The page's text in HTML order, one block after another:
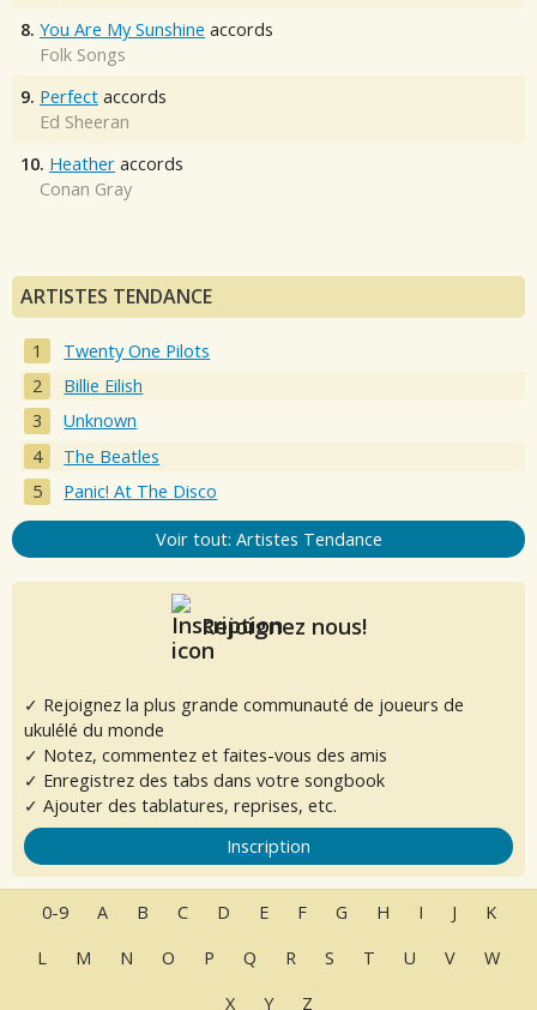
8. You Are My Sunshine accords
Folk Songs
9. Perfect accords
Ed Sheeran
10. Heather accords
Conan Gray
ARTISTES TENDANCE
Twenty One Pilots
Billie Eilish
Unknown
The Beatles
Panic! At The Disco
Voir tout: Artistes Tendance
Rejoignez nous!
✓ Rejoignez la plus grande communauté de joueurs de
ukulélé du monde
✓ Notez, commentez et faites-vous des amis
✓ Enregistrez des tabs dans votre songbook
✓ Ajouter des tablatures, reprises, etc.
Inscription
0-9 A B C D E F G H I J
K
L
M N O P Q R S T U V
W
X
Y Z